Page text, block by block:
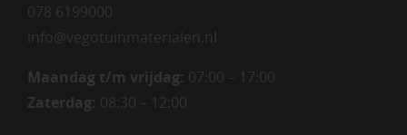
078 6199000
info@vegotuinmaterialen.nl
Maandag t/m vrijdag: 07:00 – 17:00
Zaterdag: 08:30 – 12:00